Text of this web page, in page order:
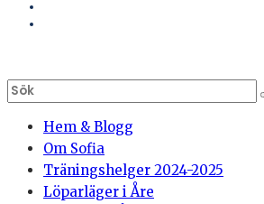
Hem & Blogg
Om Sofia
Träningshelger 2024-2025
Löparläger i Åre